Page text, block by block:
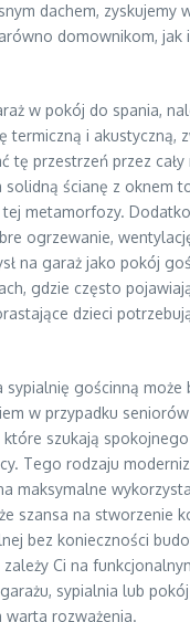
dachem, zyskujemy
domownikom, jak
w pokój do spania,
termiczną i akustyczną,
tę przestrzeń przez
solidną ścianę z oknem
metamorfozy.
ogrzewanie,
na garaż jako pokój
gdzie często
dzieci
sypialnię gościnną może
w przypadku
które szukają
Tego rodzaju
maksymalne
szansa na stworzenie
bez konieczności
zależy Ci na
sypialnia lub
warta rozważenia.